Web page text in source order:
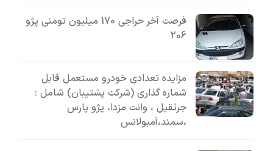
فرصت آخر حراجی 170 میلیون تومنی پژو
206
مزایده تعدادی خودرو مستعمل قابل
شماره گذاری (شرکت پشتیبان) شامل :
جرثقیل ، وانت مزدا، پژو پارس
،سمند،آمبولانس